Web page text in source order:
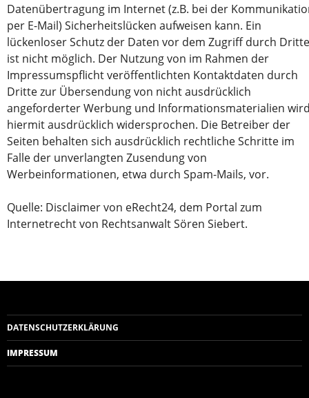
Datenübertragung im Internet (z.B. bei der
per E-Mail) Sicherheitslücken aufweisen kann. Ein
lückenloser Schutz der Daten vor dem Zugriff durch Dritte
ist nicht möglich. Der Nutzung von im Rahmen der
Impressumspflicht veröffentlichten Kontaktdaten durch
Dritte zur Übersendung von nicht ausdrücklich
angeforderter Werbung und Informationsmaterialien
hiermit ausdrücklich widersprochen. Die Betreiber der
Seiten behalten sich ausdrücklich rechtliche Schritte im
Falle der unverlangten Zusendung von
Werbeinformationen, etwa durch Spam-Mails, vor.
Quelle: Disclaimer von eRecht24, dem Portal zum
Internetrecht von Rechtsanwalt Sören Siebert.
DATENSCHUTZERKLÄRUNG
IMPRESSUM